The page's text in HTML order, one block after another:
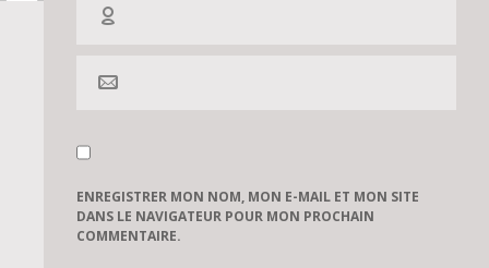
ENREGISTRER MON NOM, MON E-MAIL ET MON SITE
DANS LE NAVIGATEUR POUR MON PROCHAIN
COMMENTAIRE.